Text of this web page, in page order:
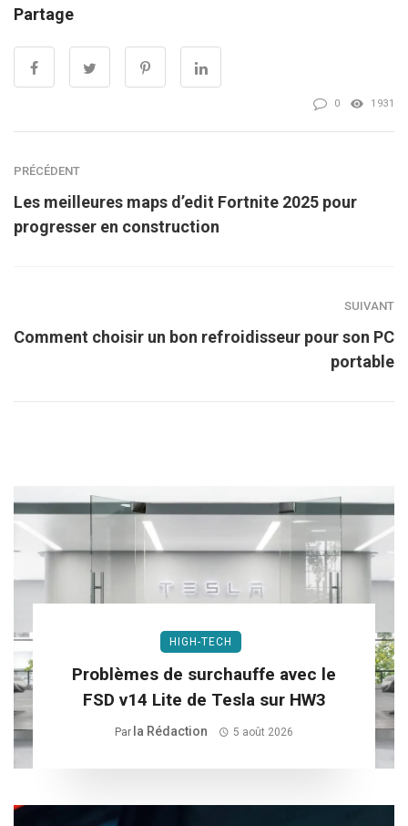
Partage
0 1931
PRÉCÉDENT
Les meilleures maps d’edit Fortnite 2025 pour
progresser en construction
SUIVANT
Comment choisir un bon refroidisseur pour son PC
portable
HIGH-TECH
Problèmes de surchauffe avec le
FSD v14 Lite de Tesla sur HW3
Par La Rédaction 5 août 2026